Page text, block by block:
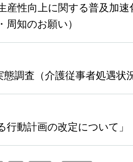
産性向上に関する普及加
知のお願い）
調査（介護従事者処遇状
動計画の改定について」